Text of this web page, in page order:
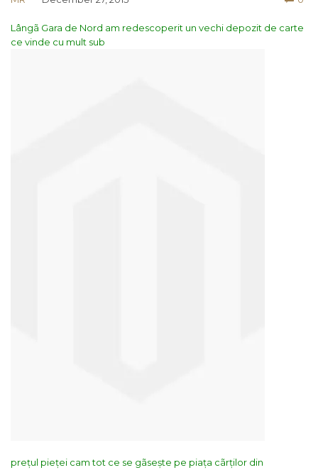
Lângã Gara de Nord am redescoperit un vechi depozit de carte
ce vinde cu mult sub
prețul pieței cam tot ce se gãsește pe piața cãrților din